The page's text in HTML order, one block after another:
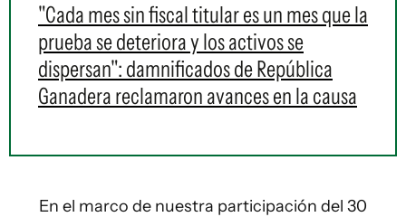
"Cada mes sin fiscal titular es un mes que la
prueba se deteriora y los activos se
dispersan": damnificados de República
Ganadera reclamaron avances en la causa
En el marco de nuestra participación del 30